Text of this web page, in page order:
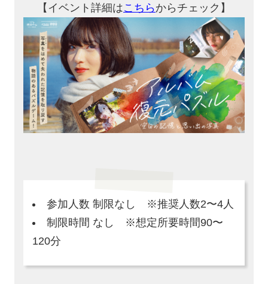
【イベント詳細はこちら からチェック】
参加人数 制限なし ※推奨人数2〜4人
制限時間 なし ※想定所要時間90〜
120分